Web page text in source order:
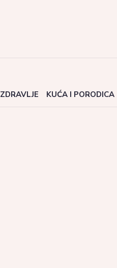
ZDRAVLJE KUĆA I PORODICA